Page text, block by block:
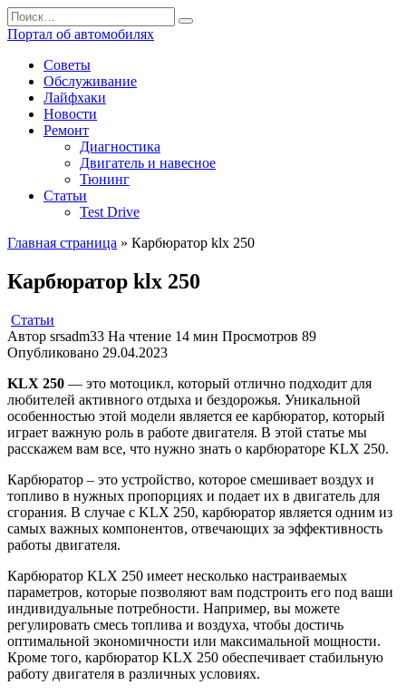
Перейти
к
содержанию
Search
for:
Портал об автомобилях
Советы
Обслуживание
Лайфхаки
Новости
Ремонт
Диагностика
Двигатель и навесное
Тюнинг
Статьи
Test Drive
Главная страница » Карбюратор klx 250
Карбюратор klx 250
Статьи
Автор srsadm33 На чтение 14 мин Просмотров 89
Опубликовано 29.04.2023
KLX 250 — это мотоцикл, который отлично подходит для
любителей активного отдыха и бездорожья. Уникальной
особенностью этой модели является ее карбюратор, который
играет важную роль в работе двигателя. В этой статье мы
расскажем вам все, что нужно знать о карбюраторе KLX 250.
Карбюратор – это устройство, которое смешивает воздух и
топливо в нужных пропорциях и подает их в двигатель для
сгорания. В случае с KLX 250, карбюратор является одним из
самых важных компонентов, отвечающих за эффективность
работы двигателя.
Карбюратор KLX 250 имеет несколько настраиваемых
параметров, которые позволяют вам подстроить его под ваши
индивидуальные потребности. Например, вы можете
регулировать смесь топлива и воздуха, чтобы достичь
оптимальной экономичности или максимальной мощности.
Кроме того, карбюратор KLX 250 обеспечивает стабильную
работу двигателя в различных условиях.